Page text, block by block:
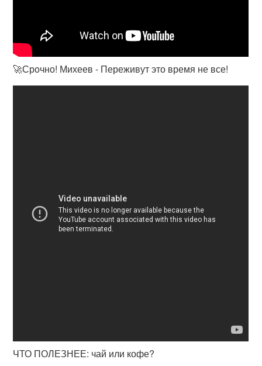
🚀Срочно! Михеев - Переживут это время не все!
ЧТО ПОЛЕЗНЕЕ: чай или кофе?